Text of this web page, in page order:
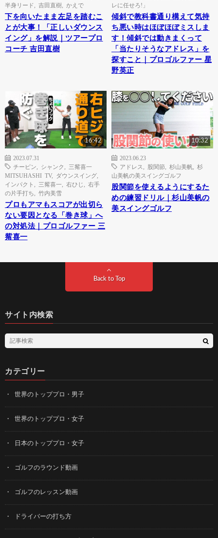
半身リード
吉田直樹 かえで
下を向いたまま左足を踏むこ
とが大事！「正しいダウンス
イング」を解説｜ツアープロ
コーチ 吉田直樹
レに任せろ!」
傾斜で教科書通り構えて気持
ち悪い時はほぼほぼミスしま
す！傾斜では動きまくって
「当たりそうなアドレス」を
探すこと｜プロゴルファー 星
野英正
16:42
2023.07.31
チーピン
シャンク
三觜喜一
MITSUHASHI TV, ダウンスイング
インパクト
三觜喜一 右ひじ
右手
の片手打ち
竹内美雪
プロもアマもスコアが出切ら
ない要因となる「巻き球」へ
の対処法｜プロゴルファー 三
觜喜一
10:32
2023.06.23
アドレス
股関節 杉山美帆
杉
山美帆の美スイングゴルフ
股関節を使えるようにするた
めの練習ドリル｜杉山美帆の
美スイングゴルフ
Back to Top
サイト内検索
カテゴリー
世界のトッププロ・男子
世界のトッププロ・女子
日本のトッププロ・女子
ゴルフのラウンド動画
ゴルフのレッスン動画
ドライバーの打ち方